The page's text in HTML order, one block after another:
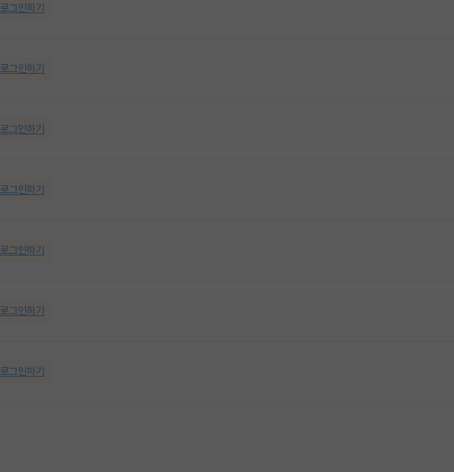
로그인하기
로그인하기
로그인하기
로그인하기
로그인하기
로그인하기
로그인하기